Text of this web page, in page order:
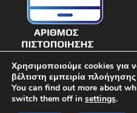
Χρησιμοποιούμε cookies για
βέλτιστη εμπειρία
You can find out more about
switch them off in settings.